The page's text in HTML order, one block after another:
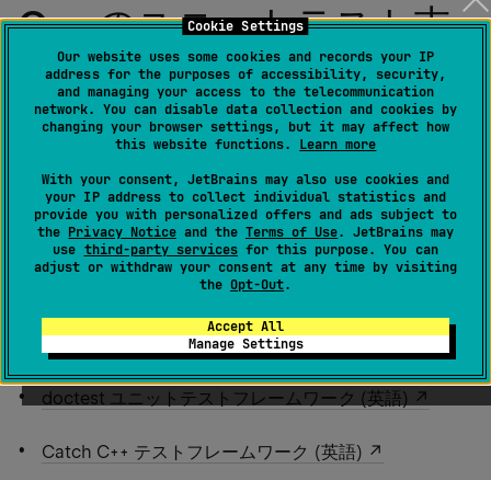
Cookie Settings
Our website uses some cookies and records your IP
address for the purposes of accessibility, security,
and managing your access to the telecommunication
network. You can disable data collection and cookies by
changing your browser settings, but it may affect how
this website functions. Learn more
With your consent, JetBrains may also use cookies and
your IP address to collect individual statistics and
provide you with personalized offers and ads subject to
the Privacy Noticeand the Terms of Use. JetBrains may
use third-party servicesfor this purpose. You can
adjust or withdraw your consent at any time by visiting
the Opt-Out.
Accept All
Manage Settings
C++ のユニットテスト支
援
最終更新日： 2026 年 7 月 16 日
ReSharper は、Visual Studio 内で下記のユニットテスト
フレームワークのユニットテストの検出、実行、デバッ
グを支援します：
UnrealEngine テストフレームワーク (英語)
Google C++ テストフレームワーク (英語)
doctest ユニットテストフレームワーク (英語)
Catch C++ テストフレームワーク (英語)